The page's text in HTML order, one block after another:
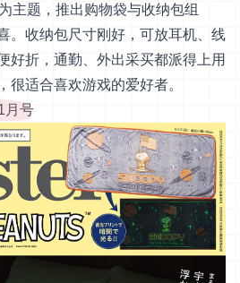
主题，推出购物袋与收纳包组
。收纳包尺寸刚好，可放耳机、线
好折，通勤、外出采买都派得上用
很适合喜欢游戏的爱好者。
月号